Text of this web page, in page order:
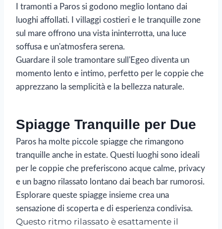
I tramonti a Paros si godono meglio lontano dai
luoghi affollati. I villaggi costieri e le tranquille zone
sul mare offrono una vista ininterrotta, una luce
soffusa e un'atmosfera serena.
Guardare il sole tramontare sull'Egeo diventa un
momento lento e intimo, perfetto per le coppie che
apprezzano la semplicità e la bellezza naturale.
Spiagge Tranquille per Due
Paros ha molte piccole spiagge che rimangono
tranquille anche in estate. Questi luoghi sono ideali
per le coppie che preferiscono acque calme, privacy
e un bagno rilassato lontano dai beach bar rumorosi.
Esplorare queste spiagge insieme crea una
sensazione di scoperta e di esperienza condivisa.
Questo ritmo rilassato è esattamente il